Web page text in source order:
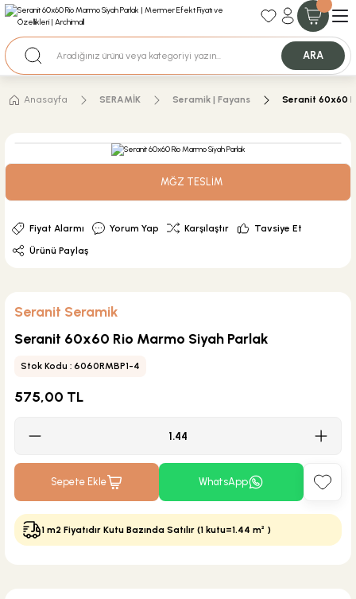
35+ Yıllık Tecrübe
Nakit Ödemeli Özel Fiyatlar için Bizden Teklif Alabilirsiniz.
ARA
Anasayfa SERAMİK Seramik | Fayans Seranit 60x60
MĞZ TESLİM
Fiyat Alarmı Yorum Yap Karşılaştır
Tavsiye Et
Ürünü Paylaş
Seranit Seramik
Seranit 60x60 Rio Marmo Siyah Parlak
Stok Kodu : 6060RMBP1-4
575,00 TL
Sepete Ekle WhatsApp
1 m2 Fiyatıdır Kutu Bazında Satılır (1 kutu=1.44 m² )